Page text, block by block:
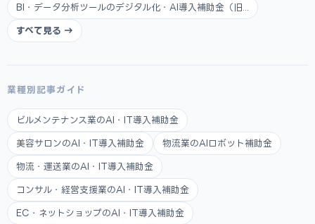
BI・データ分析ツールのデジタル化・AI導入補助金（旧...
すべて見る →
業種別記事ガイド
ビルメンテナンス業のAI・IT導入補助金
美容サロンのAI・IT導入補助金 物流業のAIロボット補助金
物流・運送業のAI・IT導入補助金
コンサル・経営支援業のAI・IT導入補助金
EC・ネットショップのAI・IT導入補助金